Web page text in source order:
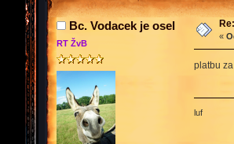
Bc. Vodacek je osel
RT ŽvB
«
platbu
luf